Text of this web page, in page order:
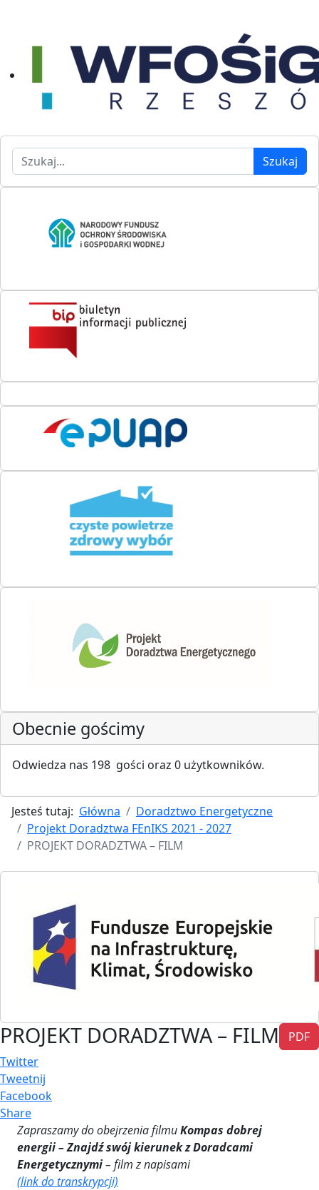
Szukaj Szukaj
Obecnie gościmy
Odwiedza nas 198 gości oraz 0 użytkowników.
Jesteś tutaj: Główna
Doradztwo Energetyczne
Projekt Doradztwa FEnIKS 2021 - 2027
PROJEKT DORADZTWA – FILM
PDF
PROJEKT DORADZTWA – FILM
Twitter
Tweetnij
Facebook
Share
Zapraszamy do obejrzenia filmuKompas dobrej
energii – Znajdź swój kierunek z Doradcami
Energetycznymi– film z napisami
(link do transkrypcji)